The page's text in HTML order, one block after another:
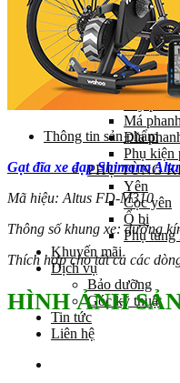
Ghi
Pô tăng
Cổ phuộc
Phuộc
HỆ THỐNG
Bộ
Tay
Má phanh
Đĩa
Phụ kiện
PHỤ TÙNG
Yên
Cọc yên
Ổ bi
Phụ tùng
Khuyến mãi
Dịch vụ
Bảo dưỡng
Góc kỹ thuật
Tin tức
Liên hệ
Thông tin sản phẩm
Gạt đĩa xe đạp Shimano
Mã hiệu: Altus FD-M310
Thông số khung xe: đường
Thích hợp cho tất cả các
HÌNH ẢNH